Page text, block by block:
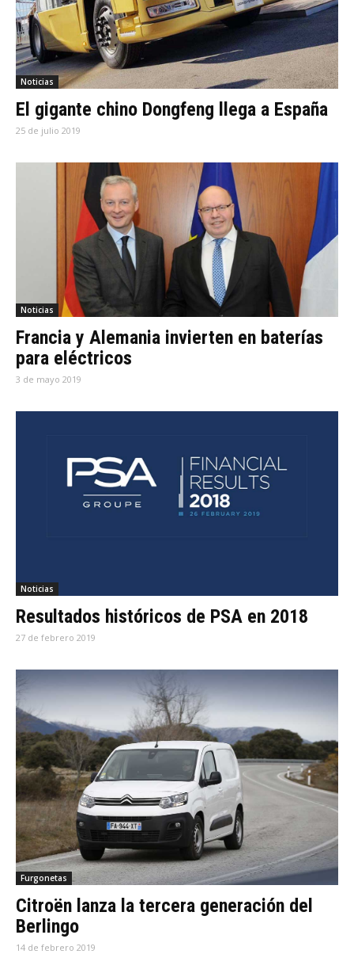
Noticias
El gigante chino Dongfeng llega a España
25 de julio 2019
Noticias
Francia y Alemania invierten en baterías
para eléctricos
3 de mayo 2019
Noticias
Resultados históricos de PSA en 2018
27 de febrero 2019
Furgonetas
Citroën lanza la tercera generación del
Berlingo
14 de febrero 2019